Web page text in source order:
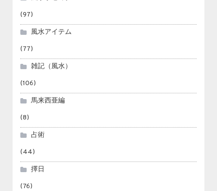
(97)
風水アイテム
(77)
雑記（風水）
(106)
馬来西亜編
(8)
占術
(44)
擇日
(76)